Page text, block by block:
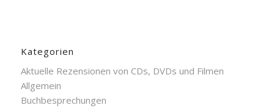
Kategorien
Aktuelle Rezensionen von CDs, DVDs und Filmen
Allgemein
Buchbesprechungen